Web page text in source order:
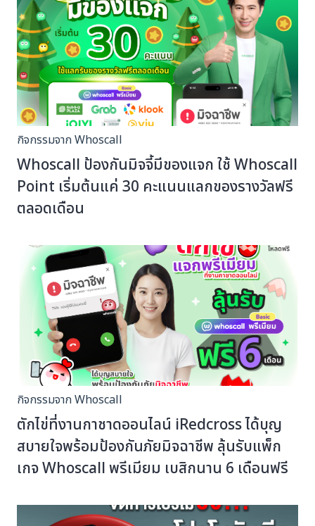
กิจกรรมจาก Whoscall
Whoscall ป้องกันมิจจี้มีของแจก ใช้ Whoscall
Point เริ่มต้นแค่ 30 คะแนนแลกของรางวัลฟรี
ตลอดเดือน
กิจกรรมจาก Whoscall
ตักไข่ที่งานกาชาดออนไลน์ iRedcross ได้บุญ
สบายใจพร้อมป้องกันภัยมิจฉาชีพ ลุ้นรับแพ็ก
เกจ Whoscall พรีเมียม เบสิกนาน 6 เดือนฟรี